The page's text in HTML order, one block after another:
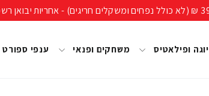
יוגה ופילאטיס משחקים ופנאי ענפי ספורט